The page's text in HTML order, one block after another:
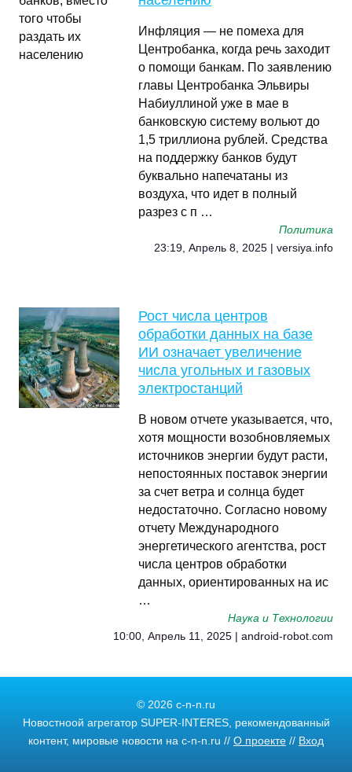
Инфляция — не помеха для
Центробанка, когда речь заходит
о помощи банкам. По заявлению
главы Центробанка Эльвиры
Набиуллиной уже в мае в
банковскую систему вольют до
1,5 триллиона рублей. Средства
на поддержку банков будут
буквально напечатаны из
воздуха, что идет в полный
разрез с п …
Политика
23:19, Апрель 8, 2025 | versiya.info
Рост числа центров
обработки данных на базе
ИИ означает увеличение
числа угольных и газовых
электростанций
В новом отчете указывается, что,
хотя мощности возобновляемых
источников энергии будут расти,
непостоянных поставок энергии
за счет ветра и солнца будет
недостаточно. Согласно новому
отчету Международного
энергетического агентства, рост
числа центров обработки
данных, ориентированных на ис
…
Наука и Технологии
10:00, Апрель 11, 2025 | android-robot.com
© 2026 c-n-n.ru
Новостноой агрегатор SUPER-INTERES, рекомендованный
контент, мировые новости на c-n-n.ru // О проекте // Вход